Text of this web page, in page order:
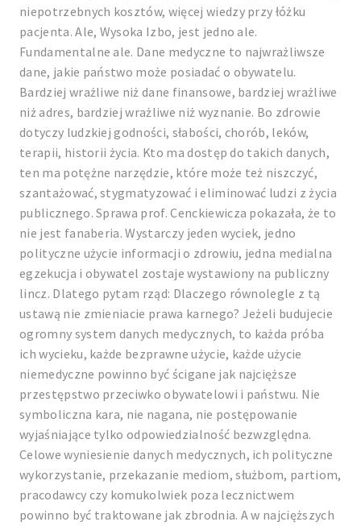
niepotrzebnych kosztów, więcej wiedzy przy łóżku
pacjenta. Ale, Wysoka Izbo, jest jedno ale.
Fundamentalne ale. Dane medyczne to najwrażliwsze
dane, jakie państwo może posiadać o obywatelu.
Bardziej wrażliwe niż dane finansowe, bardziej wrażliwe
niż adres, bardziej wrażliwe niż wyznanie. Bo zdrowie
dotyczy ludzkiej godności, słabości, chorób, leków,
terapii, historii życia. Kto ma dostęp do takich danych,
ten ma potężne narzędzie, które może też niszczyć,
szantażować, stygmatyzować i eliminować ludzi z życia
publicznego. Sprawa prof. Cenckiewicza pokazała, że to
nie jest fanaberia. Wystarczy jeden wyciek, jedno
polityczne użycie informacji o zdrowiu, jedna medialna
egzekucja i obywatel zostaje wystawiony na publiczny
lincz. Dlatego pytam rząd: Dlaczego równolegle z tą
ustawą nie zmieniacie prawa karnego? Jeżeli budujecie
ogromny system danych medycznych, to każda próba
ich wycieku, każde bezprawne użycie, każde użycie
niemedyczne powinno być ścigane jak najcięższe
przestępstwo przeciwko obywatelowi i państwu. Nie
symboliczna kara, nie nagana, nie postępowanie
wyjaśniające tylko odpowiedzialność bezwzględna.
Celowe wyniesienie danych medycznych, ich polityczne
wykorzystanie, przekazanie mediom, służbom, partiom,
pracodawcy czy komukolwiek poza lecznictwem
powinno być traktowane jak zbrodnia. A w najcięższych